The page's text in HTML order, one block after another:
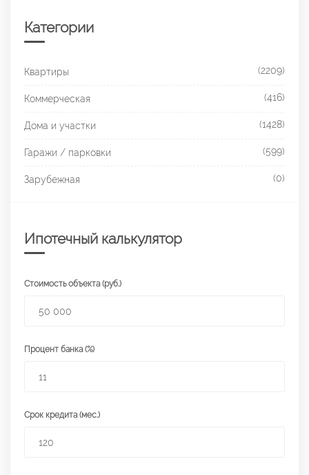
Категории
Квартиры (2209)
Коммерческая (416)
Дома и участки (1428)
Гаражи / парковки (599)
Зарубежная (0)
Ипотечный калькулятор
Стоимость объекта (руб.)
Процент банка (%)
Срок кредита (мес.)